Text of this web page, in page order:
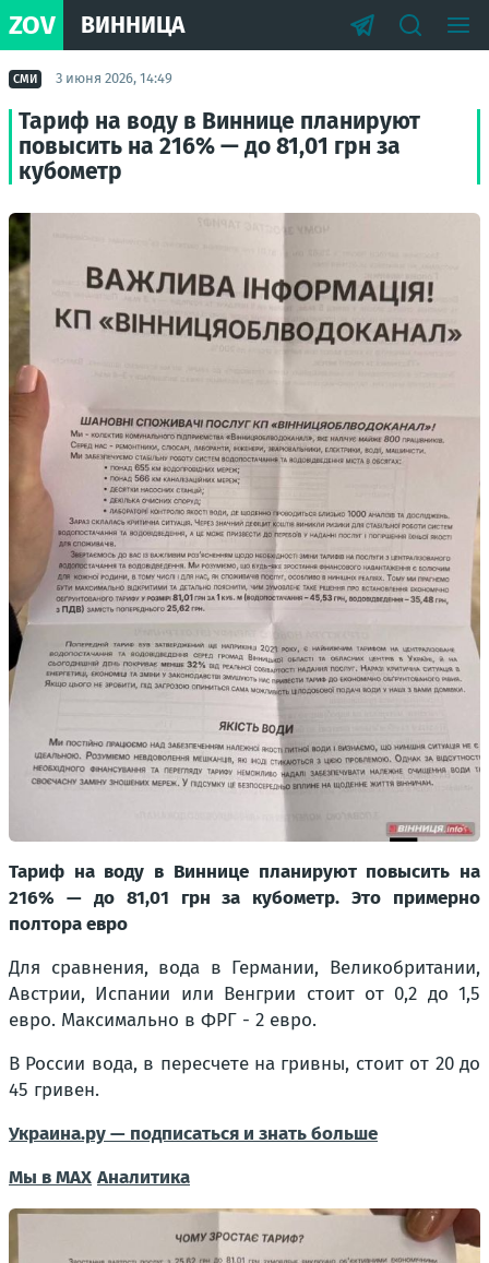
ZOV ВИННИЦА
СМИ 3 июня 2026, 14:49
Тариф на воду в Виннице планируют
повысить на 216% — до 81,01 грн за
кубометр
Тариф на воду в Виннице планируют повысить на
216% — до 81,01 грн за кубометр. Это примерно
полтора евро
Для сравнения, вода в Германии, Великобритании,
Австрии, Испании или Венгрии стоит от 0,2 до 1,5
евро. Максимально в ФРГ - 2 евро.
В России вода, в пересчете на гривны, стоит от 20 до
45 гривен.
Украина.ру — подписаться и знать больше
Мы в MAX Аналитика